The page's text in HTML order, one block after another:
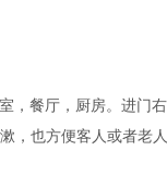
，餐厅，厨房。进门
，也方便客人或者老